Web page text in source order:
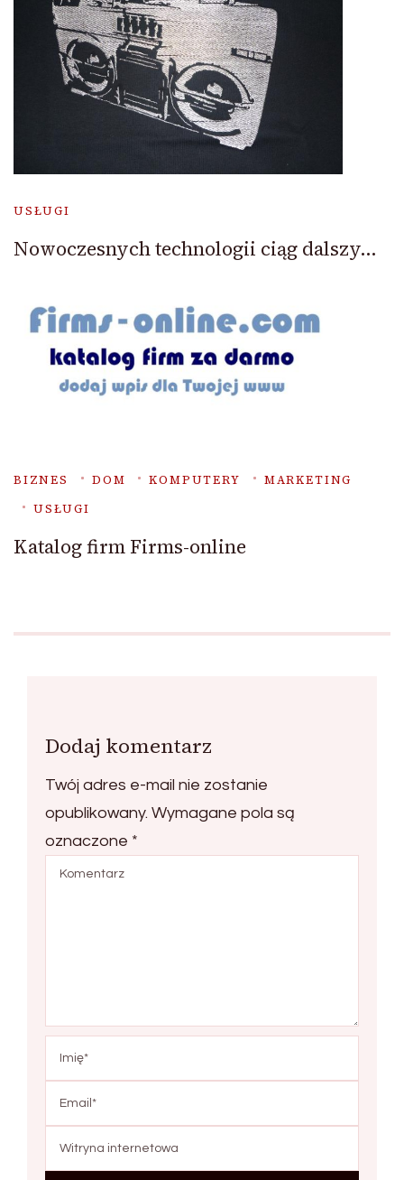
USŁUGI
Nowoczesnych technologii ciąg dalszy…
BIZNES DOM KOMPUTERY
MARKETING
USŁUGI
Katalog firm Firms-online
Dodaj komentarz
Twój adres e-mail nie zostanie
opublikowany. Wymagane pola są
oznaczone *